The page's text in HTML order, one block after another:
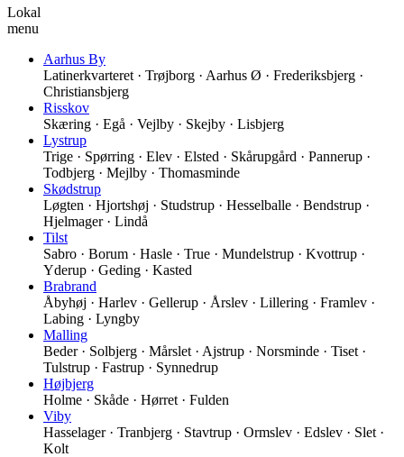
Lokal
menu
Aarhus By
Latinerkvarteret · Trøjborg · Aarhus Ø · Frederiksbjerg ·
Christiansbjerg
Risskov
Skæring · Egå · Vejlby · Skejby · Lisbjerg
Lystrup
Trige · Spørring · Elev · Elsted · Skårupgård · Pannerup ·
Todbjerg · Mejlby · Thomasminde
Skødstrup
Løgten · Hjortshøj · Studstrup · Hesselballe · Bendstrup ·
Hjelmager · Lindå
Tilst
Sabro · Borum · Hasle · True · Mundelstrup · Kvottrup ·
Yderup · Geding · Kasted
Brabrand
Åbyhøj · Harlev · Gellerup · Årslev · Lillering · Framlev ·
Labing · Lyngby
Malling
Beder · Solbjerg · Mårslet · Ajstrup · Norsminde · Tiset ·
Tulstrup · Fastrup · Synnedrup
Højbjerg
Holme · Skåde · Hørret · Fulden
Viby
Hasselager · Tranbjerg · Stavtrup · Ormslev · Edslev · Slet ·
Kolt